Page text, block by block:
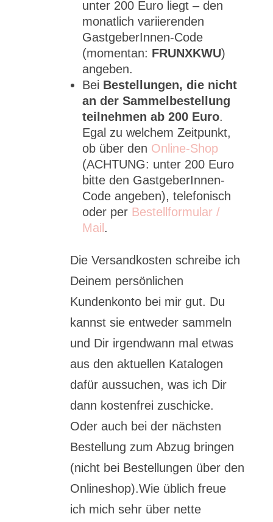
unter 200 Euro liegt – den
monatlich variierenden
GastgeberInnen-Code
(momentan: FRUNXKWU)
angeben.
Bei Bestellungen, die nicht
an der Sammelbestellung
teilnehmen ab 200 Euro.
Egal zu welchem Zeitpunkt,
ob über den Online-Shop
(ACHTUNG: unter 200 Euro
bitte den GastgeberInnen-
Code angeben), telefonisch
oder per Bestellformular /
Mail .
Die Versandkosten schreibe ich
Deinem persönlichen
Kundenkonto bei mir gut. Du
kannst sie entweder sammeln
und Dir irgendwann mal etwas
aus den aktuellen Katalogen
dafür aussuchen, was ich Dir
dann kostenfrei zuschicke.
Oder auch bei der nächsten
Bestellung zum Abzug bringen
(nicht bei Bestellungen über den
Onlineshop).Wie üblich freue
ich mich sehr über nette